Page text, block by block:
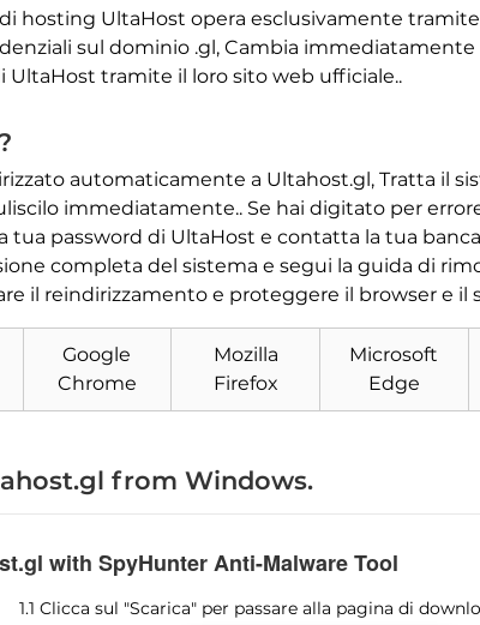
hosting UltaHost opera esclusivamente
sul dominio .gl, Cambia
UltaHost tramite il loro sito web ufficiale..
automaticamente a Ultahost.gl, Tratta il
immediatamente.. Se hai digitato per
tua password di UltaHost e contatta la tua
completa del sistema e segui la guida di
il reindirizzamento e proteggere il browser e il
Google
Chrome
Mozilla
Firefox
Microsoft
Edge
from Windows.
with SpyHunter Anti-Malware Tool
1.1 Clicca sul "Scarica" per passare alla pagina di
Scarica
Strumento di rimozione